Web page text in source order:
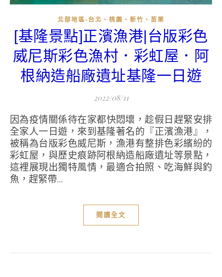
北部地區-台北、桃園、新竹、苗栗
[基隆景點]正濱漁港|台版彩色
威尼斯彩色漁村．彩虹屋．阿
根納造船廠遺址基隆一日遊
2022/08/11
因為疫情關係待在家都快悶壞，趁假日趕緊安排
全家人一日遊，來到基隆著名的『正濱漁港』，
被稱為台版彩色威尼斯，漁港有整排色彩繽紛的
彩虹屋，與歷史痕跡阿根納造船廠遺址等景點，
這裡展現出獨特風情，最適合拍照、吃海鮮與釣
魚，趕緊帶...
閱讀全文